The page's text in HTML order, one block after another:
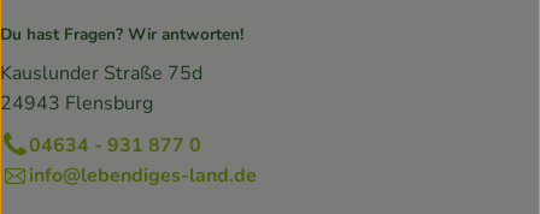
Du hast Fragen? Wir antworten!
Kauslunder Straße 75d
24943 Flensburg
04634 - 931 877 0
info@lebendiges-land.de